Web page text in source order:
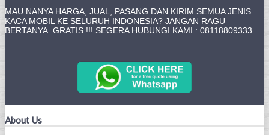
MAU NANYA HARGA, JUAL, PASANG DAN KIRIM SEMUA JENIS
KACA MOBIL KE SELURUH INDONESIA? JANGAN RAGU
BERTANYA. GRATIS !!! SEGERA HUBUNGI KAMI : 08118809333.
About Us